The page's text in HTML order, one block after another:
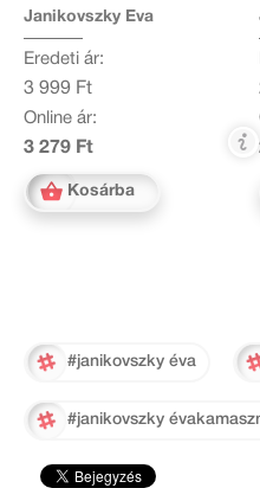
Janikovszky Éva
Eredeti ár:
3 999 Ft
Online ár:
3 279 Ft
Kosárba
#janikovszky éva
#janikovszky